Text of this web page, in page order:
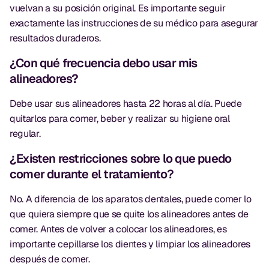
vuelvan a su posición original. Es importante seguir
exactamente las instrucciones de su médico para asegurar
resultados duraderos.
¿Con qué frecuencia debo usar mis
alineadores?
Debe usar sus alineadores hasta 22 horas al día. Puede
quitarlos para comer, beber y realizar su higiene oral
regular.
¿Existen restricciones sobre lo que puedo
comer durante el tratamiento?
No. A diferencia de los aparatos dentales, puede comer lo
que quiera siempre que se quite los alineadores antes de
comer. Antes de volver a colocar los alineadores, es
importante cepillarse los dientes y limpiar los alineadores
después de comer.